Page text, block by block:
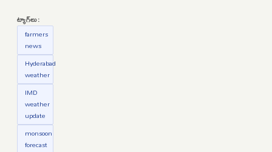
ట్యాగ్‌లు:
farmers
news
Hyderabad
weather
IMD
weather
update
monsoon
forecast